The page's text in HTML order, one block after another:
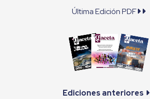
Última Edición PDF
Ediciones anteriores